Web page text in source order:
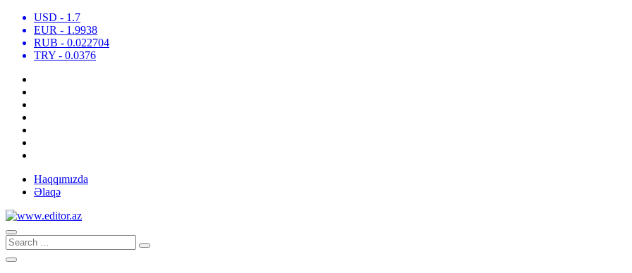
USD - 1.7
EUR - 1.9938
RUB - 0.022704
TRY - 0.0376
Haqqımızda
Əlaqə